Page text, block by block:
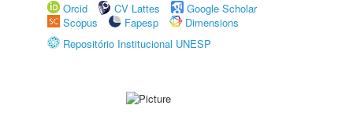
Orcid
CV Lattes
Google Scholar
Scopus
Fapesp
Dimensions
Repositório Institucional UNESP